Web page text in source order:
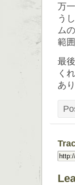
万
う
ム
範
最
く
あ